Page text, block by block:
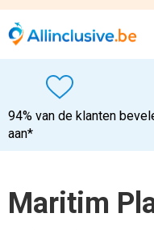
94% van de klanten
aan*
Maritim